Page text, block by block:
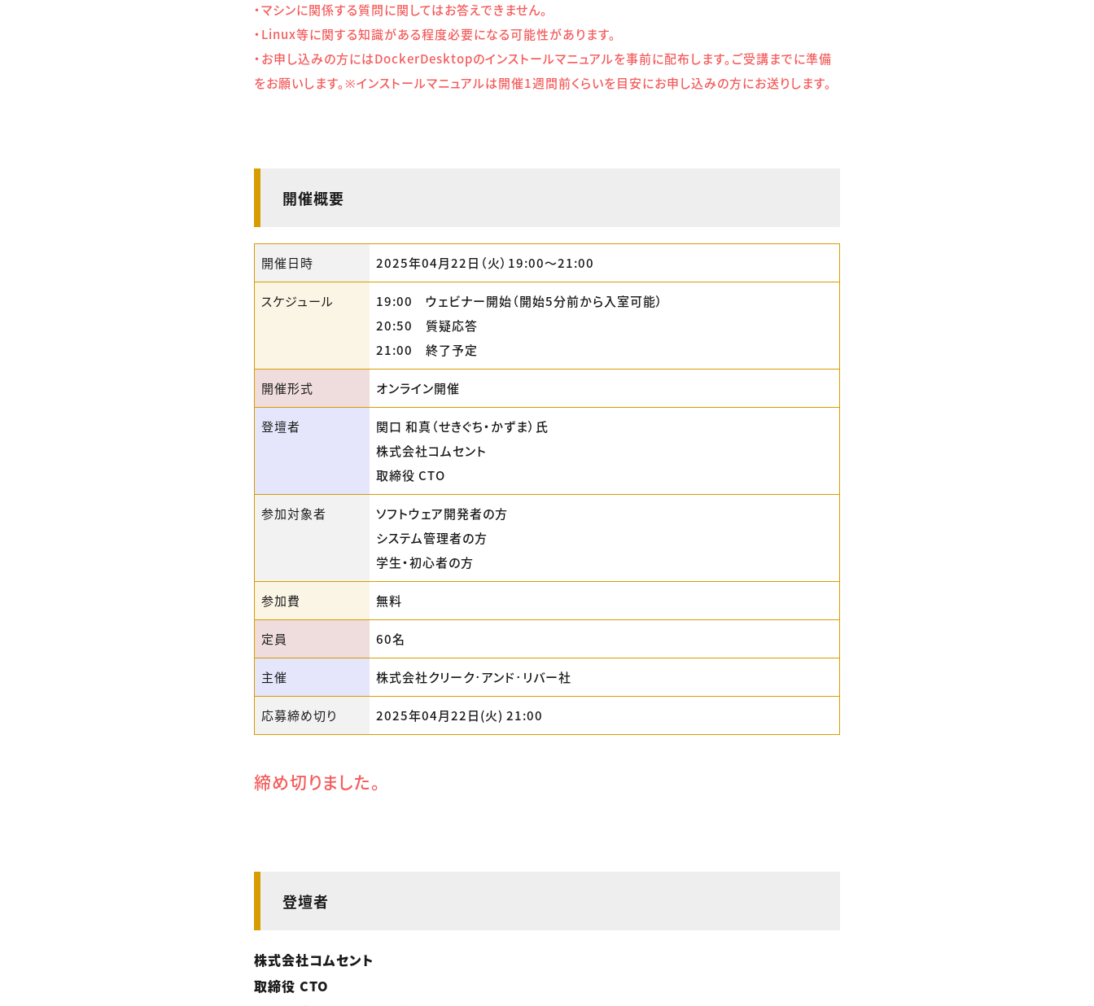
・マシンに関係する質問に関してはお答えできません。
・Linux等に関する知識がある程度必要になる可能性があります。
・お申し込みの方にはDockerDesktopのインストールマニュアルを事前に配布します。ご受講までに準備
をお願いします。※インストールマニュアルは開催1週間前くらいを目安にお申し込みの方にお送りします。
開催概要
開催日時 2025年04月22日（火）19:00〜21:00
スケジュール
19:00 ウェビナー開始（開始5分前から入室可能）
20:50 質疑応答
21:00 終了予定
開催形式 オンライン開催
登壇者
関口 和真（せきぐち・かずま）氏
株式会社コムセント
取締役 CTO
参加対象者
ソフトウェア開発者の方
システム管理者の方
学生・初心者の方
参加費 無料
定員 60名
主催 株式会社クリーク･アンド･リバー社
応募締め切り 2025年04月22日(火) 21:00
締め切りました。
登壇者
株式会社コムセント
取締役 CTO